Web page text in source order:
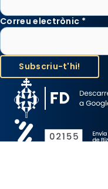
Correu electrònic *